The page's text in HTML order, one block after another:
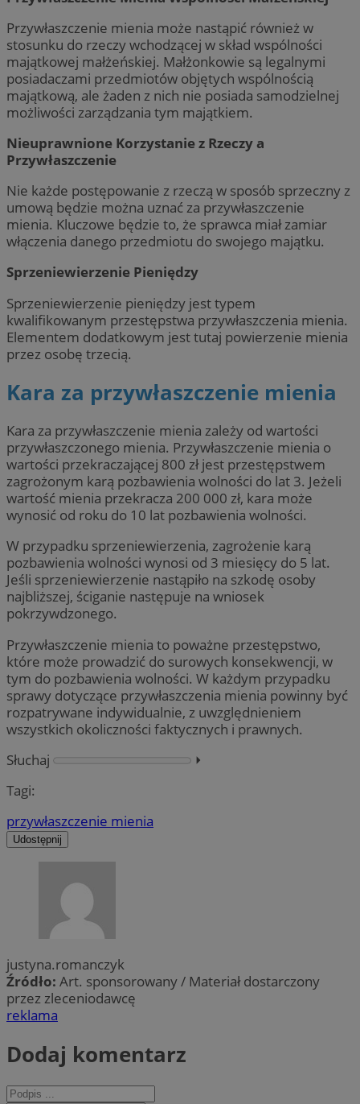
Przywłaszczenie mienia może nastąpić również w
stosunku do rzeczy wchodzącej w skład wspólności
majątkowej małżeńskiej. Małżonkowie są legalnymi
posiadaczami przedmiotów objętych wspólnością
majątkową, ale żaden z nich nie posiada samodzielnej
możliwości zarządzania tym majątkiem.
Nieuprawnione Korzystanie z Rzeczy a
Przywłaszczenie
Nie każde postępowanie z rzeczą w sposób sprzeczny z
umową będzie można uznać za przywłaszczenie
mienia. Kluczowe będzie to, że sprawca miał zamiar
włączenia danego przedmiotu do swojego majątku.
Sprzeniewierzenie Pieniędzy
Sprzeniewierzenie pieniędzy jest typem
kwalifikowanym przestępstwa przywłaszczenia mienia.
Elementem dodatkowym jest tutaj powierzenie mienia
przez osobę trzecią.
Kara za przywłaszczenie mienia
Kara za przywłaszczenie mienia zależy od wartości
przywłaszczonego mienia. Przywłaszczenie mienia o
wartości przekraczającej 800 zł jest przestępstwem
zagrożonym karą pozbawienia wolności do lat 3. Jeżeli
wartość mienia przekracza 200 000 zł, kara może
wynosić od roku do 10 lat pozbawienia wolności.
W przypadku sprzeniewierzenia, zagrożenie karą
pozbawienia wolności wynosi od 3 miesięcy do 5 lat.
Jeśli sprzeniewierzenie nastąpiło na szkodę osoby
najbliższej, ściganie następuje na wniosek
pokrzywdzonego.
Przywłaszczenie mienia to poważne przestępstwo,
które może prowadzić do surowych konsekwencji, w
tym do pozbawienia wolności. W każdym przypadku
sprawy dotyczące przywłaszczenia mienia powinny być
rozpatrywane indywidualnie, z uwzględnieniem
wszystkich okoliczności faktycznych i prawnych.
Słuchaj
⏵︎
Tagi:
przywłaszczenie mienia
Udostępnij
justyna.romanczyk
Źródło: Art. sponsorowany / Materiał dostarczony
przez zleceniodawcę
reklama
Dodaj komentarz